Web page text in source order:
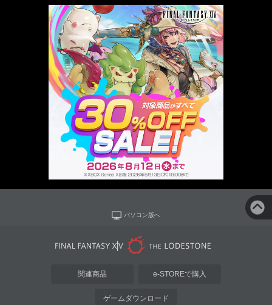
パソコン版へ
関連商品 e-STOREで購入
ゲームダウンロード